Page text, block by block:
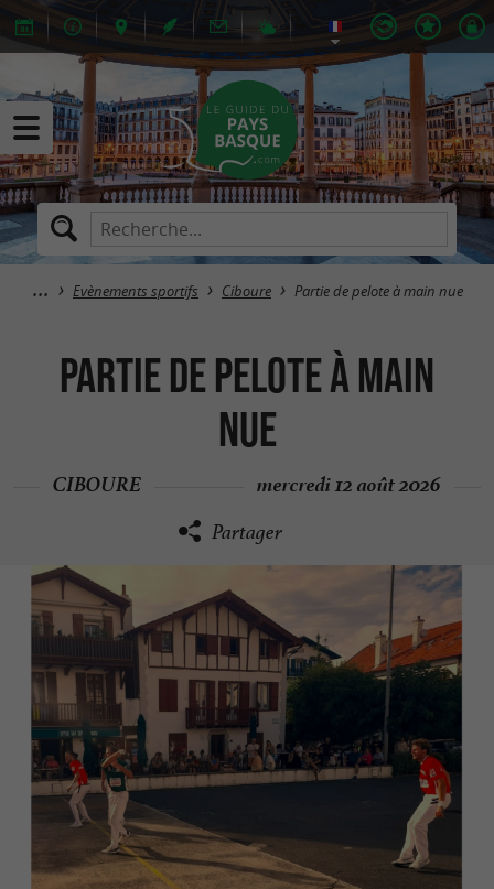
Evènements sportifs Ciboure Partie de pelote à main nue
Partie de pelote à main
nue
CIBOURE mercredi 12 août 2026
Partager